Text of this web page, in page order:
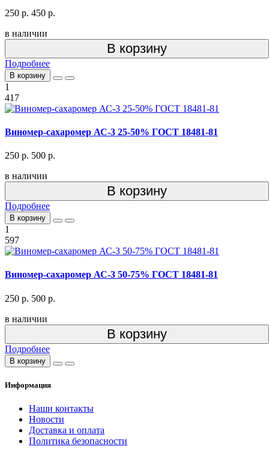
250 р. 450 р.
в наличии
В корзину
Подробнее
В корзину
1
417
Виномер-сахаромер АС-3 25-50% ГОСТ 18481-81
250 р. 500 р.
в наличии
В корзину
Подробнее
В корзину
1
597
Виномер-сахаромер АС-3 50-75% ГОСТ 18481-81
250 р. 500 р.
в наличии
В корзину
Подробнее
В корзину
Информация
Наши контакты
Новости
Доставка и оплата
Политика безопасности